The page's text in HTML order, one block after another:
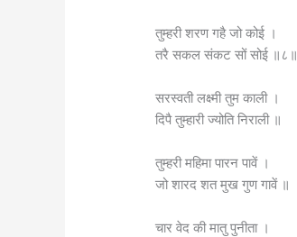
तुम्हरी शरण गहै जो कोई ।
तरै सकल संकट सों सोई ॥८॥
सरस्वती लक्ष्मी तुम काली ।
दिपै तुम्हारी ज्योति निराली ॥
तुम्हरी महिमा पारन पावें ।
जो शारद शत मुख गुण गावें ॥
चार वेद की मातु पुनीता ।